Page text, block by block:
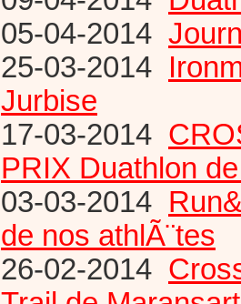
05-04-2014
25-03-2014
Jurbise
17-03-2014
PRIX Duathlon
03-03-2014
de nos athlÃ¨tes
26-02-2014